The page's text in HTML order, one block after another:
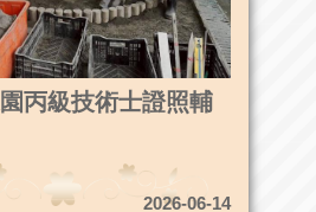
丙級技術士證照輔
2026-06-14